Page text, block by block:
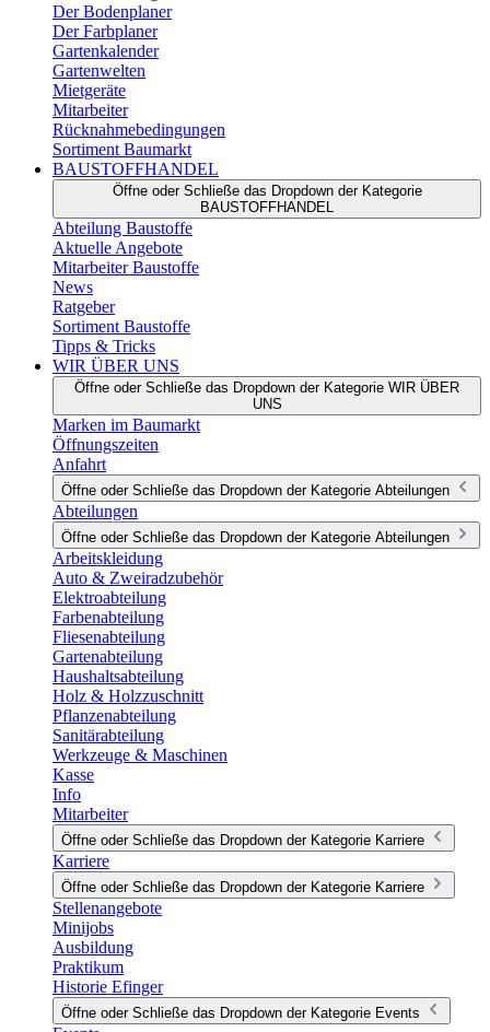
Der Bodenplaner
Der Farbplaner
Gartenkalender
Gartenwelten
Mietgeräte
Mitarbeiter
Rücknahmebedingungen
Sortiment Baumarkt
BAUSTOFFHANDEL
Öffne oder Schließe das Dropdown der Kategorie
BAUSTOFFHANDEL
Abteilung Baustoffe
Aktuelle Angebote
Mitarbeiter Baustoffe
News
Ratgeber
Sortiment Baustoffe
Tipps & Tricks
WIR ÜBER UNS
Öffne oder Schließe das Dropdown der Kategorie WIR ÜBER
UNS
Marken im Baumarkt
Öffnungszeiten
Anfahrt
Öffne oder Schließe das Dropdown der Kategorie Abteilungen
Abteilungen
Öffne oder Schließe das Dropdown der Kategorie Abteilungen
Arbeitskleidung
Auto & Zweiradzubehör
Elektroabteilung
Farbenabteilung
Fliesenabteilung
Gartenabteilung
Haushaltsabteilung
Holz & Holzzuschnitt
Pflanzenabteilung
Sanitärabteilung
Werkzeuge & Maschinen
Kasse
Info
Mitarbeiter
Öffne oder Schließe das Dropdown der Kategorie Karriere
Karriere
Öffne oder Schließe das Dropdown der Kategorie Karriere
Stellenangebote
Minijobs
Ausbildung
Praktikum
Historie Efinger
Öffne oder Schließe das Dropdown der Kategorie Events